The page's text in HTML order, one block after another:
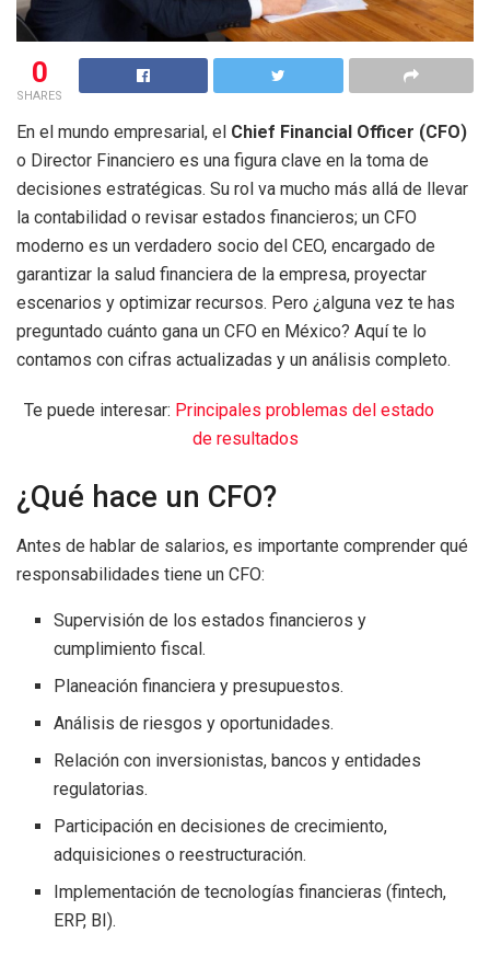
0
SHARES
En el mundo empresarial, el Chief Financial Officer (CFO)
o Director Financiero es una figura clave en la toma de
decisiones estratégicas. Su rol va mucho más allá de llevar
la contabilidad o revisar estados financieros; un CFO
moderno es un verdadero socio del CEO, encargado de
garantizar la salud financiera de la empresa, proyectar
escenarios y optimizar recursos. Pero ¿alguna vez te has
preguntado cuánto gana un CFO en México? Aquí te lo
contamos con cifras actualizadas y un análisis completo.
Te puede interesar: Principales problemas del estado
de resultados
¿Qué hace un CFO?
Antes de hablar de salarios, es importante comprender qué
responsabilidades tiene un CFO:
Supervisión de los estados financieros y
cumplimiento fiscal.
Planeación financiera y presupuestos.
Análisis de riesgos y oportunidades.
Relación con inversionistas, bancos y entidades
regulatorias.
Participación en decisiones de crecimiento,
adquisiciones o reestructuración.
Implementación de tecnologías financieras (fintech,
ERP, BI).